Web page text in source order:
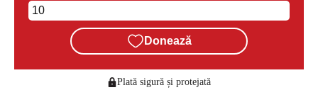
Donează
Plată sigură și protejată